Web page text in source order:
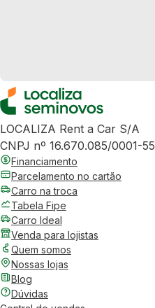
LOCALIZA Rent a Car S/A
CNPJ nº 16.670.085/0001-55
Financiamento
Parcelamento no cartão
Carro na troca
Tabela Fipe
Carro Ideal
Venda para lojistas
Quem somos
Nossas lojas
Blog
Dúvidas